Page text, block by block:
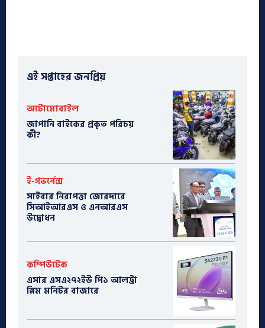
এই সপ্তাহের জনপ্রিয়
অটোমোবাইল
​জাপানি বাইকের প্রকৃত পরিচয়
কী?
ই-গভর্নেন্স
সাইবার নিরাপত্তা জোরদারে
সিআইআরএস ও এনআরএস
উদ্বোধন
কম্পিউটেক
এসার এসএ২৭২ইউ পি১ আলট্রা
স্লিম মনিটর বাজারে